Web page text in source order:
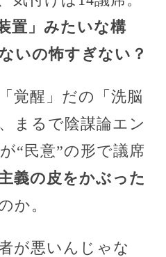
置」みたいな構
いの怖すぎない？
覚醒」だの「洗脳
まるで陰謀論エン
“民意”の形で議席
義の皮をかぶった
か。
が悪いんじゃな